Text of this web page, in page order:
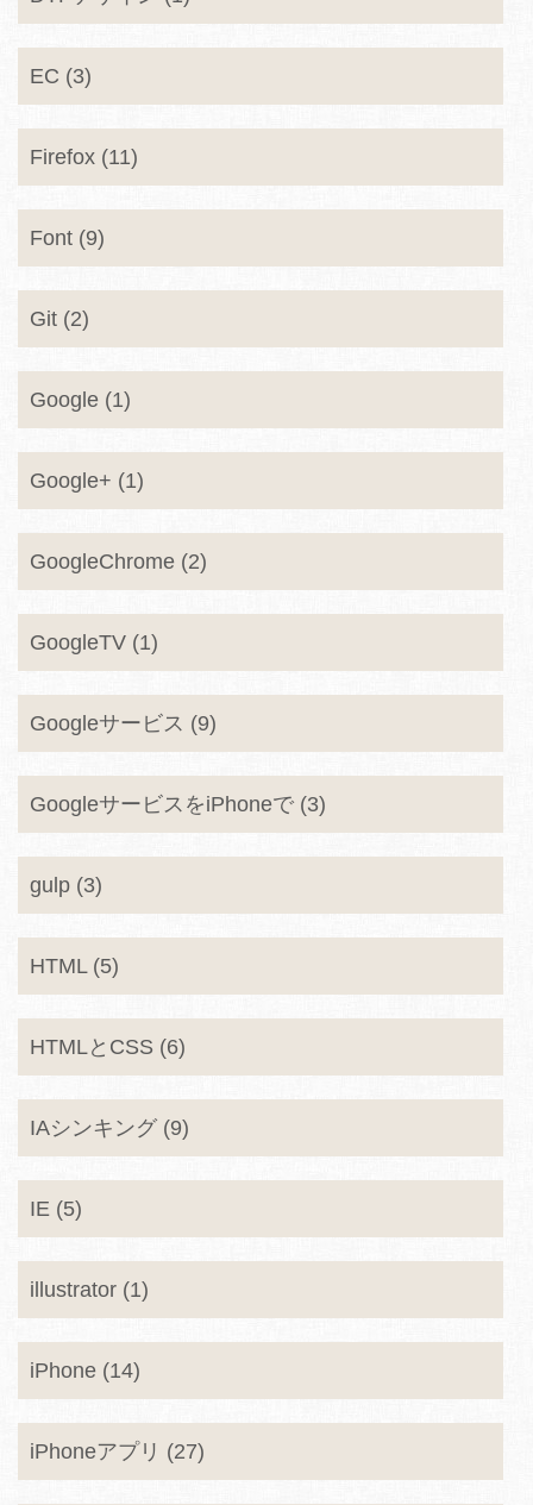
EC (3)
Firefox (11)
Font (9)
Git (2)
Google (1)
Google+ (1)
GoogleChrome (2)
GoogleTV (1)
Googleサービス (9)
GoogleサービスをiPhoneで (3)
gulp (3)
HTML (5)
HTMLとCSS (6)
IAシンキング (9)
IE (5)
illustrator (1)
iPhone (14)
iPhoneアプリ (27)